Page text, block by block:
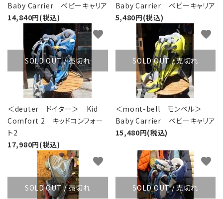
Baby Carrier ベビーキャリア
14,840円(税込)
Baby Carrier ベビーキャリア
5,480円(税込)
SOLD OUT / 売切れ
＜deuter ドイター＞ Kid
Comfort 2 キッドコンフォー
ト2
17,980円(税込)
favorite
SOLD OUT / 売切れ
＜mont-bell モンベル＞
Baby Carrier ベビーキャリア
15,480円(税込)
favorite
SOLD OUT / 売切れ
favorite
SOLD OUT / 売切れ
favorite